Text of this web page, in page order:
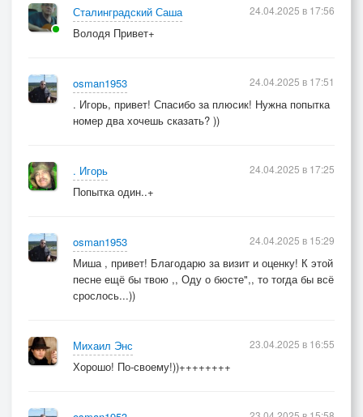
Сталинградский Саша
Володя Привет+
24.04.2025 в 17:56
osman1953
. Игорь, привет! Спасибо за плюсик! Нужна попытка
номер два хочешь сказать? ))
24.04.2025 в 17:51
. Игорь
Попытка один..+
24.04.2025 в 17:25
osman1953
Миша , привет! Благодарю за визит и оценку! К этой
песне ещё бы твою ,, Оду о бюсте",, то тогда бы всё
срослось...))
24.04.2025 в 15:29
Михаил Энс
Хорошо! По-своему!))++++++++
23.04.2025 в 16:55